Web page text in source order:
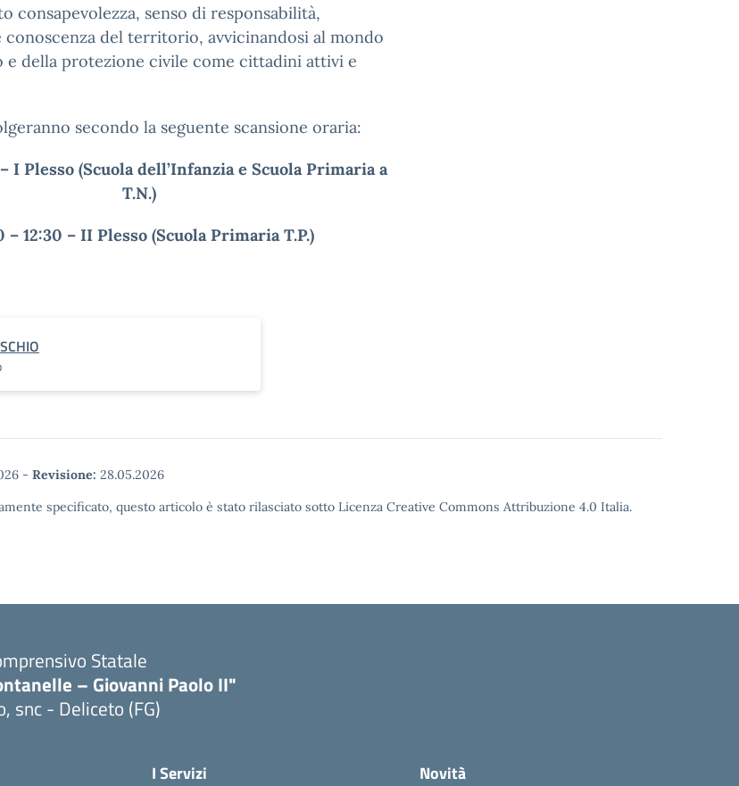
consapevolezza, senso di responsabilità,
del territorio, avvicinandosi al mondo
e della protezione civile come cittadini attivi e
secondo la seguente scansione oraria:
I Plesso (Scuola dell’Infanzia e Scuola Primaria a
T.N.)
– 12:30 – II Plesso (Scuola Primaria T.P.)
- Revisione: 28.05.2026
specificato, questo articolo è stato rilasciato sotto Licenza Creative Commons Attribuzione 4.0 Italia.
Statale
– Giovanni Paolo II"
snc - Deliceto (FG)
I Servizi Novità